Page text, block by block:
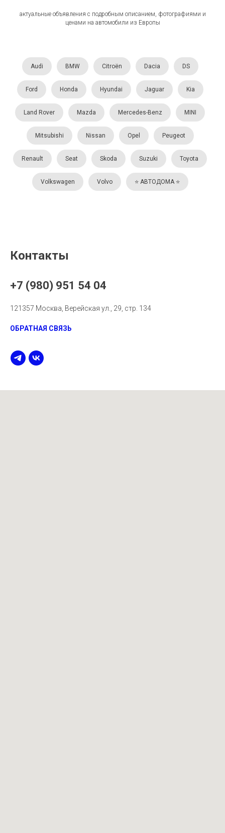
актуальные объявления с подробным описанием, фотографиями и
ценами на автомобили из Европы
Audi BMW Citroën Dacia DS
Ford Honda Hyundai Jaguar Kia
Land Rover Mazda Mercedes-Benz MINI
Mitsubishi Nissan Opel Peugeot
Renault Seat Skoda Suzuki Toyota
Volkswagen Volvo ⭐️ АВТОДОМА ⭐️
Контакты
+7 (980) 951 54 04
121357 Москва, Верейская ул., 29, стр. 134
ОБРАТНАЯ СВЯЗЬ